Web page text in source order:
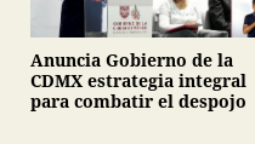
Anuncia Gobierno de la
CDMX estrategia integral
para combatir el despojo